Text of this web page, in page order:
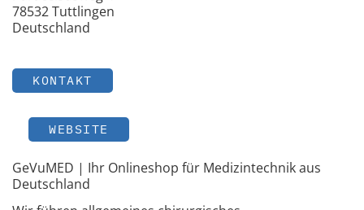
78532 Tuttlingen
Deutschland
KONTAKT
WEBSITE
GeVuMED | Ihr Onlineshop für Medizintechnik aus
Deutschland